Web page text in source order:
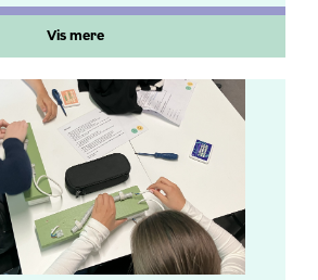
Vis mere